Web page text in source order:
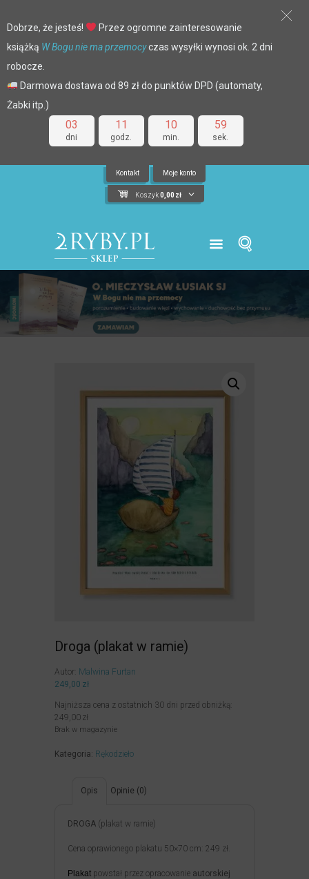
03
dni
11
godz.
10
min.
58
sek.
Dobrze, że jesteś!
Przez ogromne zainteresowanie
książką W Bogu nie ma przemocyczas wysyłki wynosi ok. 2 dni
robocze.
Darmowa dostawa od 89 zł do punktów DPD (automaty,
Żabki itp.)
Kontakt Moje konto
Koszyk 0,00 zł
Droga (plakat w ramie)
Autor: Malwina Furtan
249,00 zł
Najniższa cena z ostatnich 30 dni przed obniżką:
249,00 zł
Brak w magazynie
Kategoria: Rękodzieło
Opis Opinie (0)
DROGA (plakat w ramie)
Cena oprawionego plakatu 50×70 cm: 249 zł.
Plakat powstał przez opracowanie autorskiej